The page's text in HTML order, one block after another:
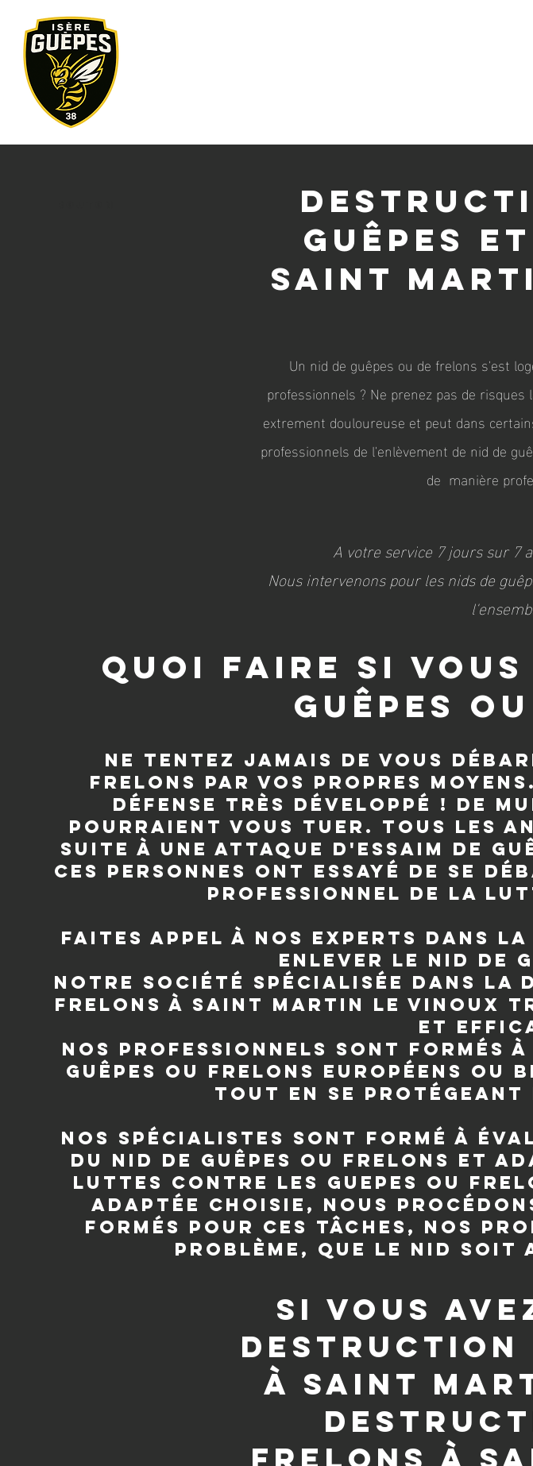
guêpes
Saint
Un nid de guêpes ou de frelons s'est
professionnels ? Ne prenez pas de
extrement douloureuse et peut dans
professionnels de l'enlèvement de nid de
de manière
A votre service 7 jours sur 7
Nous intervenons pour les nids de
quoi faire si
guêpes
Ne tentez jamais de vous
frelons par vos propres
défense très développé ! De
pourraient vous tuer. Tous les
suite à une attaque d'essaim de
ces personnes ont essayé de se
professionnel de la
Faites appel à nos experts dans
enlever le nid de
Notre société spécialisée dans la
frelons à Saint Martin le Vinoux
et
Nos professionnels sont formés
guêpes ou frelons européens ou
tout en se
Nos spécialistes sont formé à
du nid de guêpes ou frelons et
luttes contre les guepes ou
adaptée choisie, nous
Formés pour ces tâches, nos
problème, que le nid soit
si vous
destruction
à Saint
frelons à